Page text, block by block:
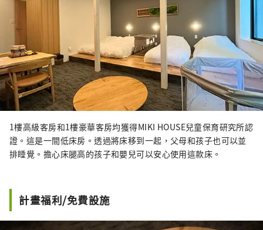
在陣屋集團， 我們正在進行多種業務，為日本
各地旅館的管理改革和地區振興做出貢獻。 ■
陣屋連結業務 飯店、旅館雲端應用程式的開
發、銷售和支持https://www.jinya-
connect.com/■Satoyama Connect 業務 提
供全面的IT 解決方案，以實現團結該地區的酒
店業。https://satoyama.jinya-
connect.com/
1樓高級客房和1樓豪華客房均獲得MIKI HOUSE兒童保育研究所認
證。這是一間低床房。透過將床移到一起，父母和孩子也可以並
排睡覺。擔心床腿高的孩子和嬰兒可以安心使用這款床。
計畫福利/免費設施